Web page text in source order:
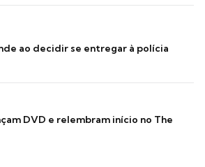
ao decidir se entregar à polícia
DVD e relembram início no The